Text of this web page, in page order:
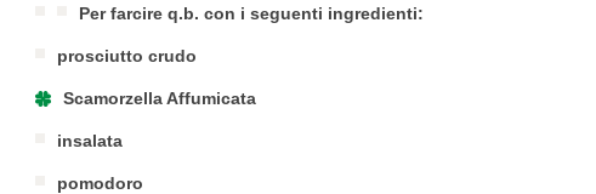
Per farcire q.b. con i seguenti ingredienti:
prosciutto crudo
Scamorzella Affumicata
insalata
pomodoro